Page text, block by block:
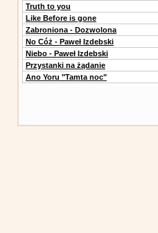
Truth to you
Like Before is gone
Zabroniona - Dozwolona
No Cóż - Paweł Izdebski
Niebo - Paweł Izdebski
Przystanki na żądanie
Ano Yoru "Tamta noc"